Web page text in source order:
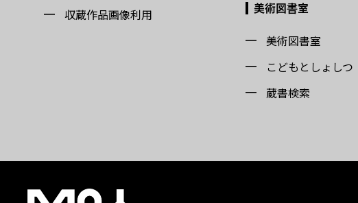
収蔵作品画像利用
美術図書室
美術図書室
こどもとしょしつ
蔵書検索